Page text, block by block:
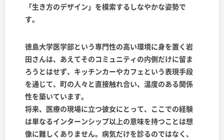
「生き方のデザイン」を模索するしなやかな姿勢で
す。
徳島大学医学部という専門性の高い環境に身を置く岩
田さんは、あえてそのコミュニティの内側だけに留ま
ろうとはせず、キッチンカーやカフェという表現手段
を通じて、町の人々と直接触れ合い、温度のある関係
性を築いています。
将来、医療の現場に立つ彼女にとって、ここでの経験
は単なるインターンシップ以上の意味を持つことは想
像に難しくありません。病気だけを診るのではなく、